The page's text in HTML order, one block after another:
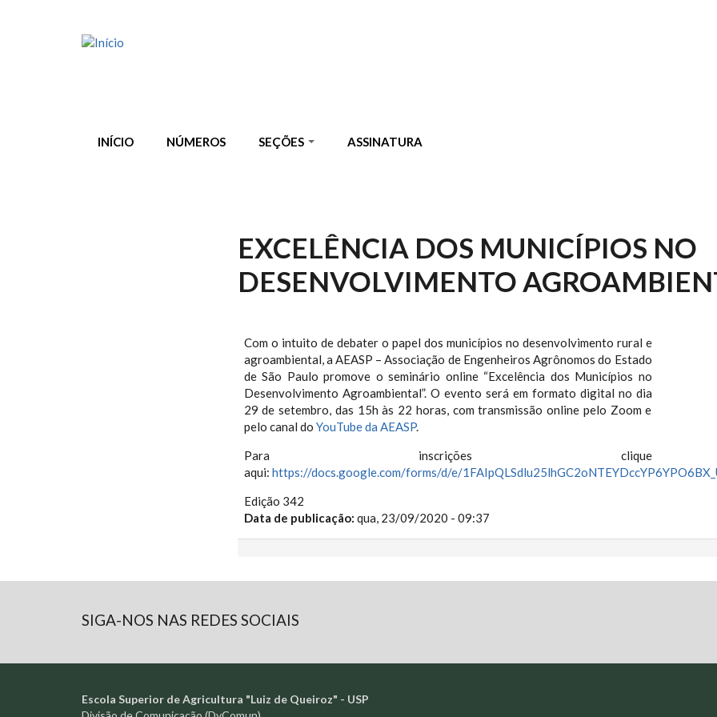
INÍCIO NÚMEROS SEÇÕES ASSINATURA
EXCELÊNCIA DOS MUNICÍPIOS NO
DESENVOLVIMENTO
Com o intuito de debater o papel dos municípios no desenvolvimento rural e
agroambiental, a AEASP – Associação de Engenheiros Agrônomos do Estado
de São Paulo promove o seminário online “Excelência dos Municípios no
Desenvolvimento Agroambiental”. O evento será em formato digital no dia
29 de setembro, das 15h às 22 horas, com transmissão online pelo Zoom e
pelo canal do YouTube da AEASP.
Para inscrições clique
aqui: https://docs.google.com/forms/d/e/
Edição 342
Data de publicação: qua, 23/09/2020 - 09:37
SIGA-NOS NAS REDES SOCIAIS
Escola Superior de Agricultura "Luiz de Queiroz" - USP